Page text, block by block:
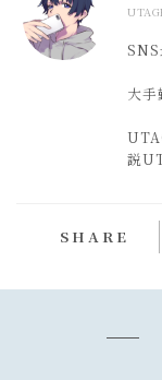
大
説
SHARE